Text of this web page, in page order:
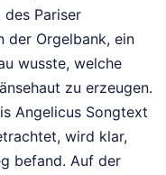
des Pariser
der Orgelbank, ein
wusste, welche
zu erzeugen.
Angelicus Songtext
wird klar,
befand. Auf der